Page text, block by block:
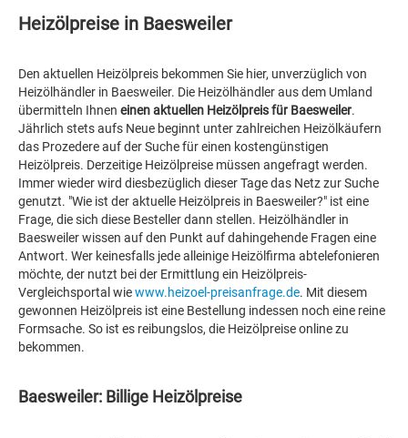
Heizölpreise in Baesweiler
Den aktuellen Heizölpreis bekommen Sie hier, unverzüglich von
Heizölhändler in Baesweiler. Die Heizölhändler aus dem Umland
übermitteln Ihnen einen aktuellen Heizölpreis für Baesweiler.
Jährlich stets aufs Neue beginnt unter zahlreichen Heizölkäufern
das Prozedere auf der Suche für einen kostengünstigen
Heizölpreis. Derzeitige Heizölpreise müssen angefragt werden.
Immer wieder wird diesbezüglich dieser Tage das Netz zur Suche
genutzt. "Wie ist der aktuelle Heizölpreis in Baesweiler?" ist eine
Frage, die sich diese Besteller dann stellen. Heizölhändler in
Baesweiler wissen auf den Punkt auf dahingehende Fragen eine
Antwort. Wer keinesfalls jede alleinige Heizölfirma abtelefonieren
möchte, der nutzt bei der Ermittlung ein Heizölpreis-
Vergleichsportal wiewww.heizoel-preisanfrage.de. Mit diesem
gewonnen Heizölpreis ist eine Bestellung indessen noch eine reine
Formsache. So ist es reibungslos, die Heizölpreise online zu
bekommen.
Baesweiler: Billige Heizölpreise